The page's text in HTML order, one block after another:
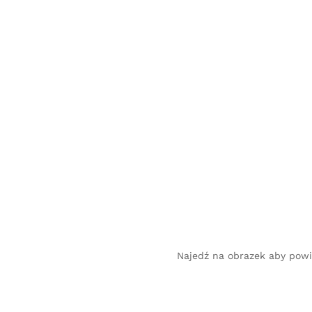
Najedź na obrazek aby